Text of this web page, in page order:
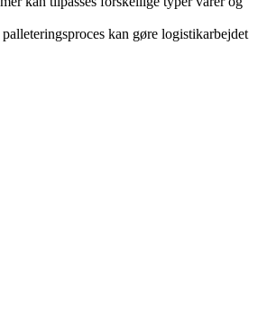
kan gøre logistikarbejdet